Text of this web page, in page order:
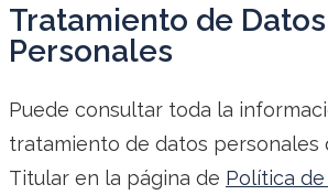
Tratamiento de Datos
Personales
Puede consultar toda la
tratamiento de datos personales
Titular en la página de Política